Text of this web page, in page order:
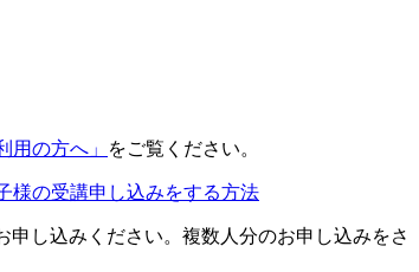
用の方へ」 をご覧ください。
様の受講申し込みをする方法
し込みください。複数人分のお申し込みをさ